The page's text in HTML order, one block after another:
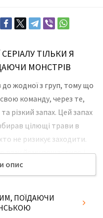
ТІЛЬКИ Я
МОНСТРІВ
жодної з груп, тому що
команду, через те,
різкий запах. Цей запах
цілющі трави в
не ризикує заходити.
разу йому пощастило і
нові друзі вирішили
що Радд не має наміру
розповісти друзям, де
опис
ПОЇДАЮЧИ